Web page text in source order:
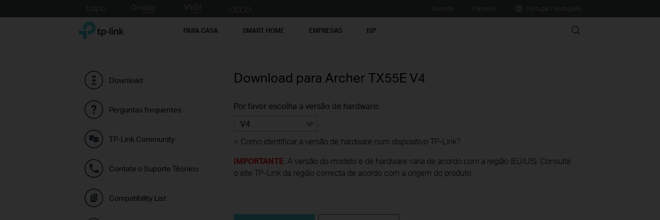
to
TP-Link, Reliably Smart PARA CASA SMART HOME EMPRESAS ISP Search
Download
Perguntas frequentes
TP-Link Community
Contate o Suporte Técnico
Compatibility List
Download para Archer TX55E V4
Por favor escolha a versão de hardware:
V4
> Como identificar a versão de hardware num dispositivo TP-Link?
IMPORTANTE: A versão do modelo e de hardware varia de acordo com a região (EU/US). Consulte
o site TP-Link da região correcta de acordo com a origem do produto.